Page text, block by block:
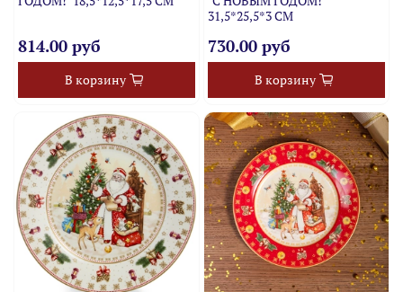
814.00 руб
В корзину
31,5*25,5*3 СМ
730.00 руб
В корзину